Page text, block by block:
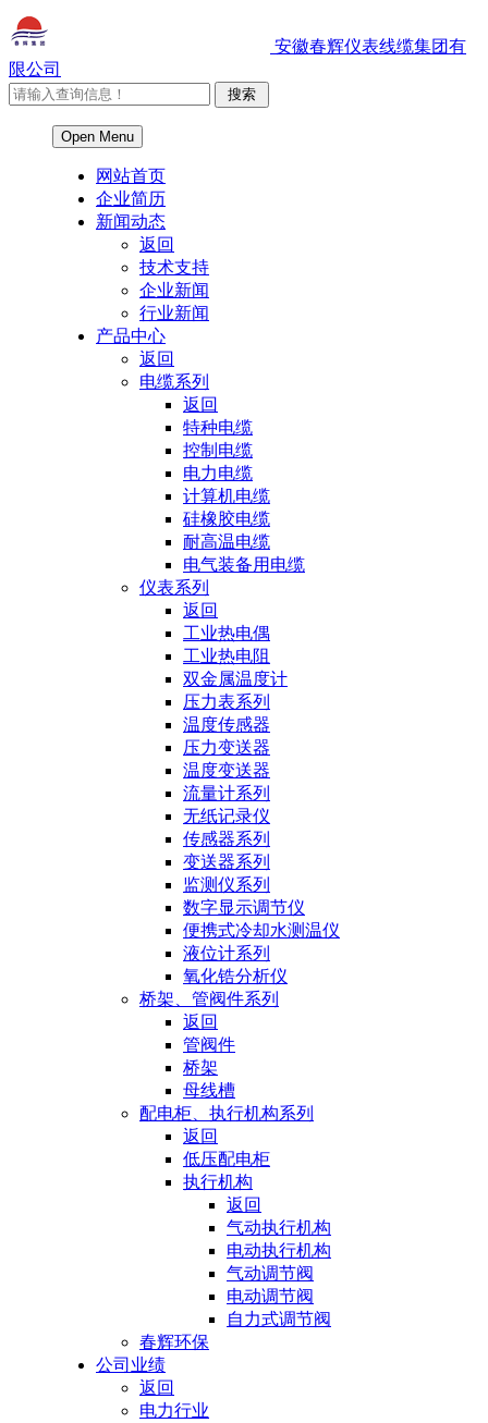
安徽春辉仪表线缆集团有
限公司
Open Menu
网站首页
企业简历
新闻动态
返回
技术支持
企业新闻
行业新闻
产品中心
返回
电缆系列
返回
特种电缆
控制电缆
电力电缆
计算机电缆
硅橡胶电缆
耐高温电缆
电气装备用电缆
仪表系列
返回
工业热电偶
工业热电阻
双金属温度计
压力表系列
温度传感器
压力变送器
温度变送器
流量计系列
无纸记录仪
传感器系列
变送器系列
监测仪系列
数字显示调节仪
便携式冷却水测温仪
液位计系列
氧化锆分析仪
桥架、管阀件系列
返回
管阀件
桥架
母线槽
配电柜、执行机构系列
返回
低压配电柜
执行机构
返回
气动执行机构
电动执行机构
气动调节阀
电动调节阀
自力式调节阀
春辉环保
公司业绩
返回
电力行业